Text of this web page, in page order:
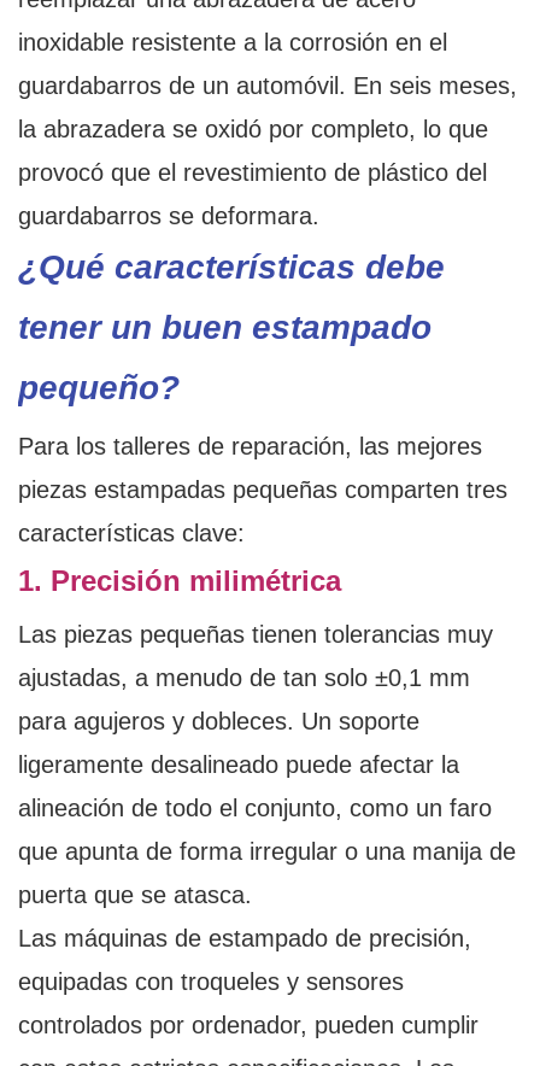
inoxidable resistente a la corrosión en el
guardabarros de un automóvil. En seis meses,
la abrazadera se oxidó por completo, lo que
provocó que el revestimiento de plástico del
guardabarros se deformara.
¿Qué características debe
tener un buen estampado
pequeño?
Para los talleres de reparación, las mejores
piezas estampadas pequeñas comparten tres
características clave:
1. Precisión milimétrica
Las piezas pequeñas tienen tolerancias muy
ajustadas, a menudo de tan solo ±0,1 mm
para agujeros y dobleces. Un soporte
ligeramente desalineado puede afectar la
alineación de todo el conjunto, como un faro
que apunta de forma irregular o una manija de
puerta que se atasca.
Las máquinas de estampado de precisión,
equipadas con troqueles y sensores
controlados por ordenador, pueden cumplir